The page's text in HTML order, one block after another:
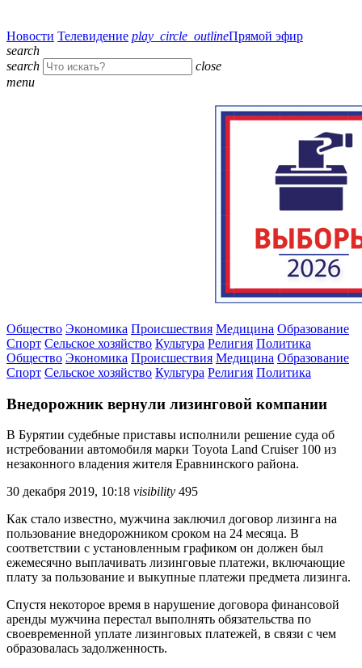
Новости Телевидение play_circle_outlineПрямой эфир
search
search
close
menu
Общество Экономика Происшествия Медицина Образование
Спорт Сельское хозяйство Культура Религия Политика
Общество Экономика Происшествия Медицина Образование
Спорт Сельское хозяйство Культура Религия Политика
Внедорожник вернули лизинговой компании
В Бурятии судебные приставы исполнили решение суда об
истребовании автомобиля марки Toyota Land Cruiser 100 из
незаконного владения жителя Еравнинского района.
30 декабря 2019, 10:18 visibility 495
Как стало известно, мужчина заключил договор лизинга на
пользование внедорожником сроком на 24 месяца. В
соответствии с установленным графиком он должен был
ежемесячно выплачивать лизинговые платежи, включающие
плату за пользование и выкупные платежи предмета лизинга.
Спустя некоторое время в нарушение договора финансовой
аренды мужчина перестал выполнять обязательства по
своевременной уплате лизинговых платежей, в связи с чем
образовалась задолженность.